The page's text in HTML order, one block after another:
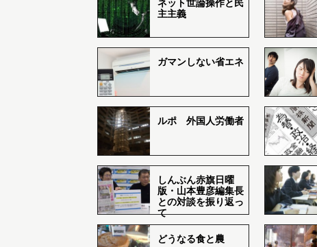
ネット世論操作と民
主主義
ガマンしない省エネ
ルポ 外国人労働者
しんぶん赤旗日曜
版・山本豊彦編集長
との対談を振り返っ
て
どうなる食と農